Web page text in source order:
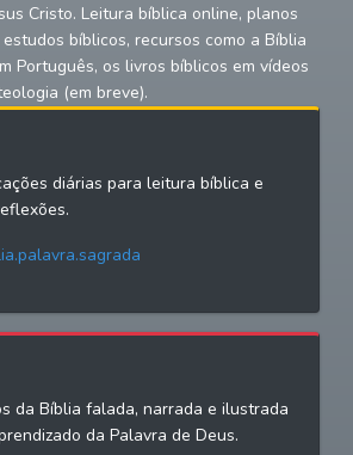
Cristo. Leitura bíblica online, planos
bíblicos, recursos como a Bíblia
Português, os livros bíblicos em vídeos
(em breve).
diárias para leitura bíblica e
da Bíblia falada, narrada e ilustrada
da Palavra de Deus.